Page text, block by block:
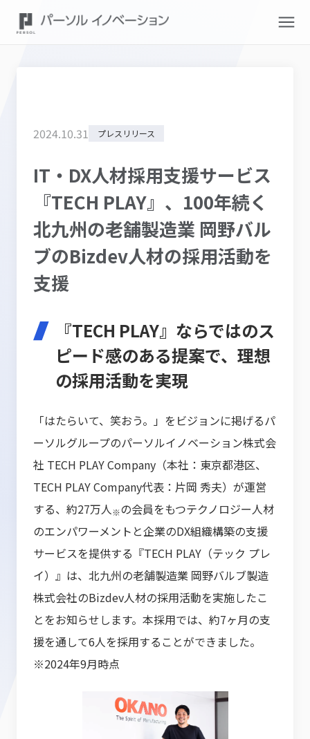
2024.10.31 プレスリリース
IT・DX人材採用支援サービス
『TECH PLAY』、100年続く
北九州の老舗製造業 岡野バル
ブのBizdev人材の採用活動を
支援
『TECH PLAY』ならではのス
ピード感のある提案で、理想
の採用活動を実現
「はたらいて、笑おう。」をビジョンに掲げるパ
ーソルグループのパーソルイノベーション株式会
社 TECH PLAY Company（本社：東京都港区、
TECH PLAY Company代表：片岡 秀夫）が運営
する、約27万人※の会員をもつテクノロジー人材
のエンパワーメントと企業のDX組織構築の支援
サービスを提供する『TECH PLAY（テック プレ
イ）』は、北九州の老舗製造業 岡野バルブ製造
株式会社のBizdev人材の採用活動を実施したこ
とをお知らせします。本採用では、約7ヶ月の支
援を通して6人を採用することができました。
※2024年9月時点